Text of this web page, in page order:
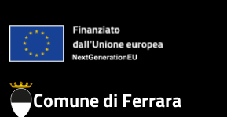
Comune di Ferrara